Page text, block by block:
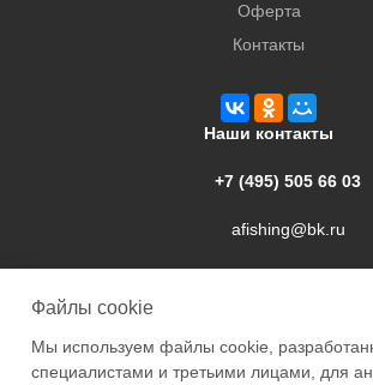
Оферта
Контакты
Наши контакты
+7 (495) 505 66 03
afishing@bk.ru
Файлы cookie
Мы используем файлы cookie,
специалистами и третьими лицами, для